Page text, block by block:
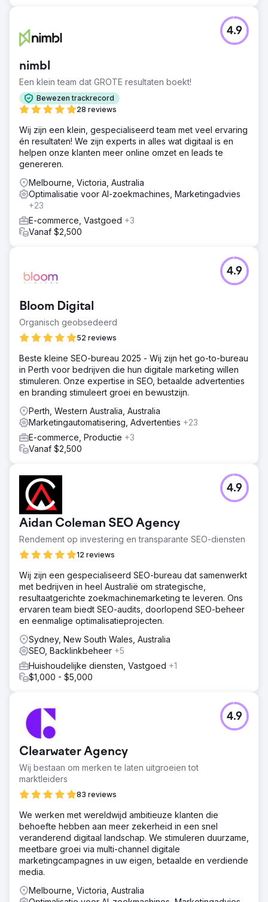
nimbl
Een klein team dat GROTE resultaten boekt!
Bewezen trackrecord
28 reviews
4.9
Wij zijn een klein, gespecialiseerd team met veel ervaring
én resultaten! We zijn experts in alles wat digitaal is en
helpen onze klanten meer online omzet en leads te
genereren.
Melbourne, Victoria, Australia
Optimalisatie voor AI-zoekmachines, Marketingadvies
+23
E-commerce, Vastgoed +3
Vanaf $2,500
Bloom Digital
Organisch geobsedeerd
52 reviews
4.9
Beste kleine SEO-bureau 2025 - Wij zijn het go-to-bureau
in Perth voor bedrijven die hun digitale marketing willen
stimuleren. Onze expertise in SEO, betaalde advertenties
en branding stimuleert groei en bewustzijn.
Perth, Western Australia, Australia
Marketingautomatisering, Advertenties +23
E-commerce, Productie +3
Vanaf $2,500
Aidan Coleman SEO Agency
Rendement op investering en transparante SEO-diensten
12 reviews
4.9
Wij zijn een gespecialiseerd SEO-bureau dat samenwerkt
met bedrijven in heel Australië om strategische,
resultaatgerichte zoekmachinemarketing te leveren. Ons
ervaren team biedt SEO-audits, doorlopend SEO-beheer
en eenmalige optimalisatieprojecten.
Sydney, New South Wales, Australia
SEO, Backlinkbeheer +5
Huishoudelijke diensten, Vastgoed +1
$1,000 - $5,000
Clearwater Agency
Wij bestaan om merken te laten uitgroeien tot
marktleiders
83 reviews
4.9
We werken met wereldwijd ambitieuze klanten die
behoefte hebben aan meer zekerheid in een snel
veranderend digitaal landschap. We stimuleren duurzame,
meetbare groei via multi-channel digitale
marketingcampagnes in uw eigen, betaalde en verdiende
media.
Melbourne, Victoria, Australia